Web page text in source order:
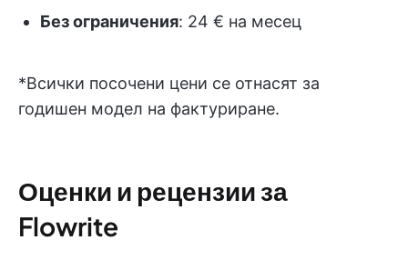
Без ограничения: 24 € на месец
*Всички посочени цени се отнасят за
годишен модел на фактуриране.
Оценки и рецензии за
Flowrite